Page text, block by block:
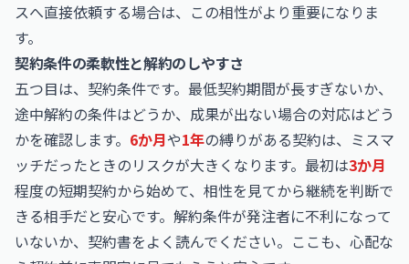
スへ直接依頼する場合は、この相性がより重要になりま
す。
契約条件の柔軟性と解約のしやすさ
五つ目は、契約条件です。最低契約期間が長すぎないか、
途中解約の条件はどうか、成果が出ない場合の対応はどう
かを確認します。 6か月や1年の縛りがある契約は、ミスマ
ッチだったときのリスクが大きくなります。最初は3か月
程度の短期契約から始めて、相性を見てから継続を判断で
きる相手だと安心です。解約条件が発注者に不利になって
いないか、契約書をよく読んでください。ここも、心配な